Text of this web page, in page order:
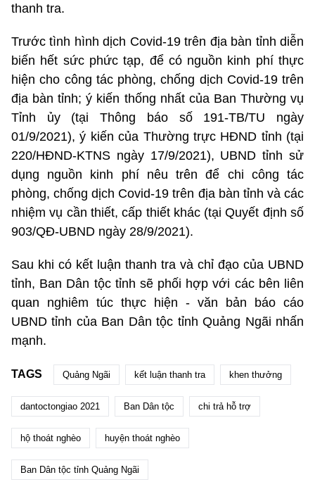
thanh tra.
Trước tình hình dịch Covid-19 trên địa bàn tỉnh diễn
biến hết sức phức tạp, để có nguồn kinh phí thực
hiện cho công tác phòng, chống dịch Covid-19 trên
địa bàn tỉnh; ý kiến thống nhất của Ban Thường vụ
Tỉnh ủy (tại Thông báo số 191-TB/TU ngày
01/9/2021), ý kiến của Thường trực HĐND tỉnh (tại
220/HĐND-KTNS ngày 17/9/2021), UBND tỉnh sử
dụng nguồn kinh phí nêu trên để chi công tác
phòng, chống dịch Covid-19 trên địa bàn tỉnh và các
nhiệm vụ cần thiết, cấp thiết khác (tại Quyết định số
903/QĐ-UBND ngày 28/9/2021).
Sau khi có kết luận thanh tra và chỉ đạo của UBND
tỉnh, Ban Dân tộc tỉnh sẽ phối hợp với các bên liên
quan nghiêm túc thực hiện - văn bản báo cáo
UBND tỉnh của Ban Dân tộc tỉnh Quảng Ngãi nhấn
mạnh.
TAGS Quảng Ngãi kết luận thanh tra khen thưởng
dantoctongiao 2021 Ban Dân tộc chi trả hỗ trợ
hộ thoát nghèo huyện thoát nghèo
Ban Dân tộc tỉnh Quảng Ngãi